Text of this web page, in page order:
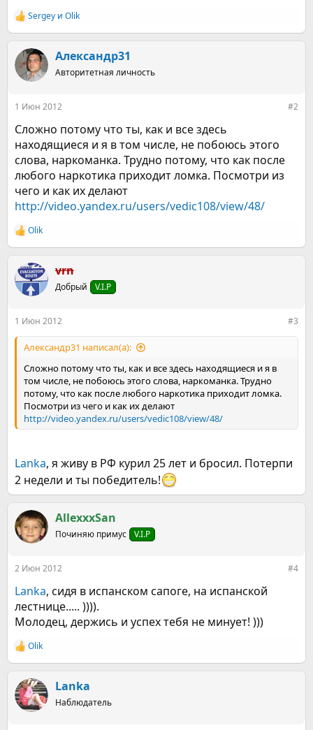
Р
е
к
ц
и
Sergey и Olik
Александр31
Авторитетная личность
1 Июн 2012 #2
Сложно потому что ты, как и все здесь
находящиеся и я в том числе, не побоюсь этого
слова, наркоманка. Трудно потому, что как после
любого наркотика приходит ломка. Посмотри из
чего и как их делают
http://video.yandex.ru/users/vedic108/view/48/
Р
е
к
ц
и
Olik
vrn
Добрый V.I.P
1 Июн 2012 #3
Александр31 написал(а):
Сложно потому что ты, как и все здесь находящиеся и я в
том числе, не побоюсь этого слова, наркоманка. Трудно
потому, что как после любого наркотика приходит ломка.
Посмотри из чего и как их делают
http://video.yandex.ru/users/vedic108/view/48/
Lanka, я живу в РФ курил 25 лет и бросил. Потерпи
2 недели и ты победитель!
AllexxxSan
Починяю примус V.I.P
2 Июн 2012 #4
Lanka, сидя в испанском сапоге, на испанской
лестнице..... )))).
Молодец, держись и успех тебя не минует! )))
Р
е
к
ц
и
Olik
Lanka
Наблюдатель